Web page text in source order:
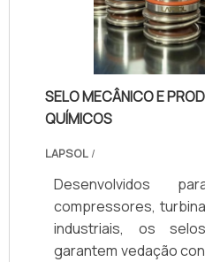
e opções de
asseguramos o selo
aplicação.
SELO MECÂNICO E
QUÍMICOS
LAPSOL /
Desenvolvidos
compressores,
industriais, os
garantem vedação